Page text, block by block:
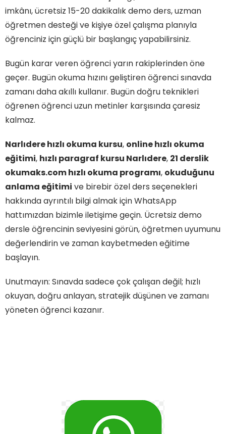
imkânı, ücretsiz 15-20 dakikalık demo ders, uzman
öğretmen desteği ve kişiye özel çalışma planıyla
öğrenciniz için güçlü bir başlangıç yapabilirsiniz.
Bugün karar veren öğrenci yarın rakiplerinden öne
geçer. Bugün okuma hızını geliştiren öğrenci sınavda
zamanı daha akıllı kullanır. Bugün doğru teknikleri
öğrenen öğrenci uzun metinler karşısında çaresiz
kalmaz.
Narlıdere hızlı okuma kursu, online hızlı okuma
eğitimi, hızlı paragraf kursu Narlıdere, 21 derslik
okumaks.com hızlı okuma programı, okuduğunu
anlama eğitimi ve birebir özel ders seçenekleri
hakkında ayrıntılı bilgi almak için WhatsApp
hattımızdan bizimle iletişime geçin. Ücretsiz demo
dersle öğrencinin seviyesini görün, öğretmen uyumunu
değerlendirin ve zaman kaybetmeden eğitime
başlayın.
Unutmayın: Sınavda sadece çok çalışan değil; hızlı
okuyan, doğru anlayan, stratejik düşünen ve zamanı
yöneten öğrenci kazanır.